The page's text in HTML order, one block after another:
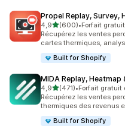
Propel Replay, Survey,
4,9étoile(s) sur 5
(600)
600 avis au total
•Forfait
Récupérez les ventes
cartes thermiques,
Built for Shopify
MIDA Replay, Heatmap
4,9étoile(s) sur 5
(471)
471 avis au total
•Forfait gratuit
Récupérez les ventes
thermiques des revenus
Built for Shopify